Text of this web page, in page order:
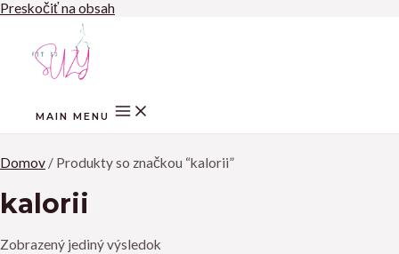
Preskočiť na obsah
MAIN MENU
Domov / Produkty so značkou “kalorii”
kalorii
Zobrazený jediný výsledok